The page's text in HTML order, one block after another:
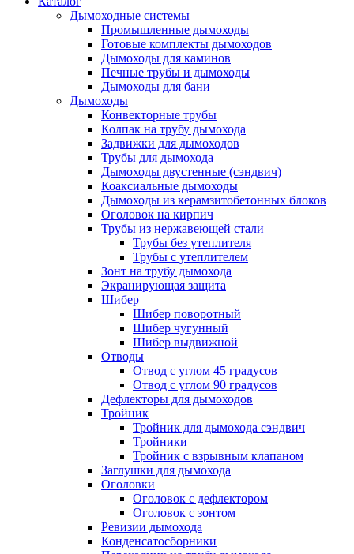
Дымоходные системы
Промышленные дымоходы
Готовые комплекты дымоходов
Дымоходы для каминов
Печные трубы и дымоходы
Дымоходы для бани
Дымоходы
Конвекторные трубы
Колпак на трубу дымохода
Задвижки для дымоходов
Трубы для дымохода
Дымоходы двустенные (сэндвич)
Коаксиальные дымоходы
Дымоходы из керамзитобетонных блоков
Оголовок на кирпич
Трубы из нержавеющей стали
Трубы без утеплителя
Трубы с утеплителем
Зонт на трубу дымохода
Экранирующая защита
Шибер
Шибер поворотный
Шибер чугунный
Шибер выдвижной
Отводы
Отвод с углом 45 градусов
Отвод с углом 90 градусов
Дефлекторы для дымоходов
Тройник
Тройник для дымохода сэндвич
Тройники
Тройник с взрывным клапаном
Заглушки для дымохода
Оголовки
Оголовок с дефлектором
Оголовок с зонтом
Ревизии дымохода
Конденсатосборники